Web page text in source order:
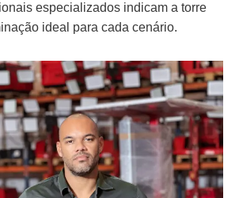
especializados indicam a torre
ideal para cada cenário.